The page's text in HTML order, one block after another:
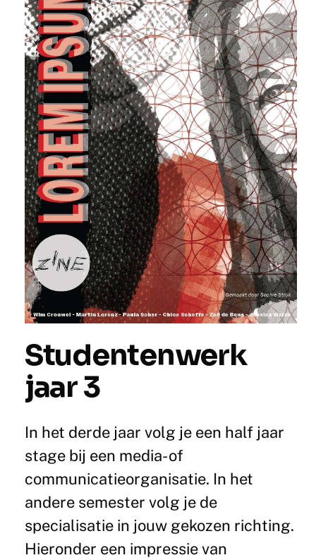
Studentenwerk
jaar 3
In het derde jaar volg je een half jaar
stage bij een media- of
communicatieorganisatie. In het
andere semester volg je de
specialisatie in jouw gekozen richting.
Hieronder een impressie van